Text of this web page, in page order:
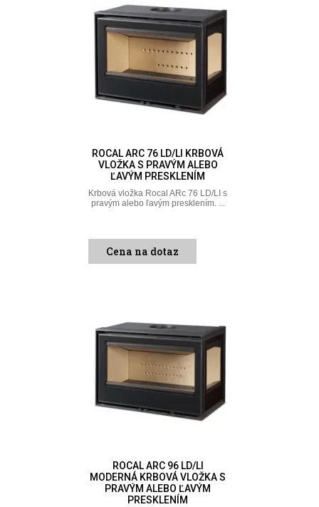
ponúkajú najmä rohové krby s výsuvnými dvierkami. Tieto
exkluzívne riešenia ulahčujú prikladanie dreva a ich
mechanizmus je tak precízne vypracovaný, že ich dvierka
dokážete ľahko otvoriť jedným prstom. Samozrejmosťou je aj
bezpečnosť - dvierka s výsuvným mechanizmom automaticky
klesnú do ich pôvodnej uzatvorenej polohy. Niektoré z rohových
krbov prichádzajú s ohýbaným sklom, teda sklom v tvare
písmena "L" v celku. Toto exkluzívne riešenie v kombinácii s
ROCAL ARC 76 LD/LI KRBOVÁ
VLOŽKA S PRAVÝM ALEBO
ĽAVÝM PRESKLENÍM
Krbová vložka Rocal ARc 76 LD/LI s
pravým alebo ľavým presklením. ...
Cena na dotaz
ROCAL ARC 96 LD/LI
MODERNÁ KRBOVÁ VLOŽKA S
PRAVÝM ALEBO ĽAVÝM
PRESKLENÍM